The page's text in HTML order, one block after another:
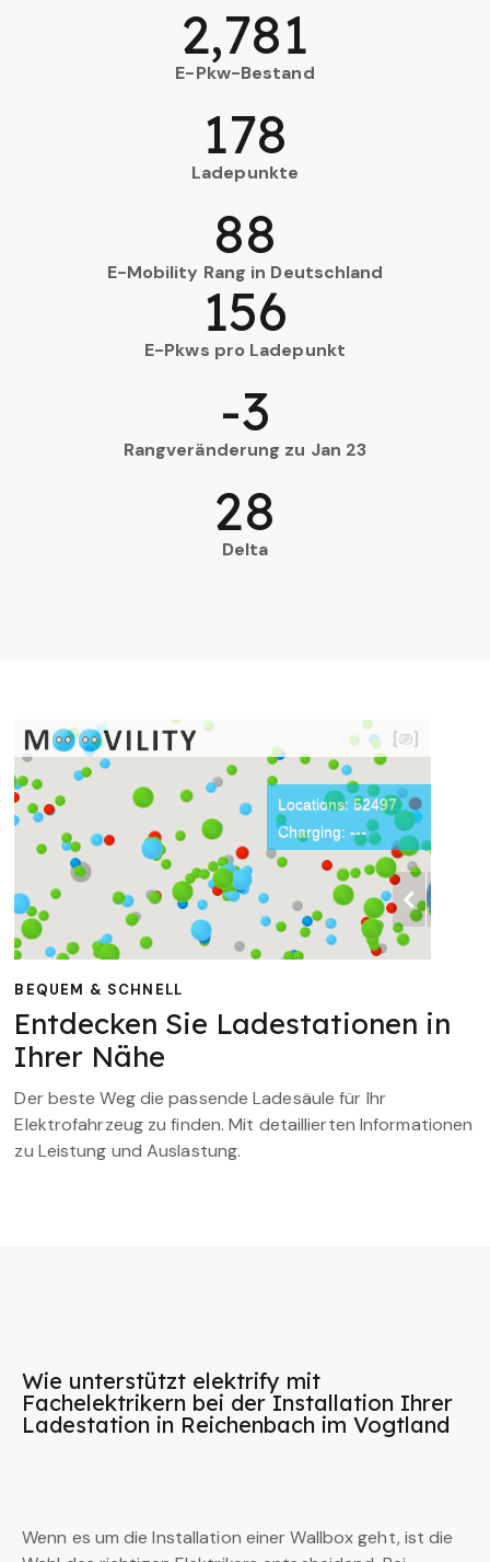
E-Pkw-Bestand
2,781
Ladepunkte
178
E-Mobility Rang in Deutschland
88
E-Pkws pro Ladepunkt
156
Rangveränderung zu Jan 23
-3
Delta
28
BEQUEM & SCHNELL
Entdecken Sie Ladestationen in
Ihrer Nähe
Der beste Weg die passende Ladesäule für Ihr
Elektrofahrzeug zu finden. Mit detaillierten Informationen
zu Leistung und Auslastung.
Wie unterstützt elektrify mit
Fachelektrikern bei der Installation Ihrer
Ladestation in Reichenbach im Vogtland
Wenn es um die Installation einer Wallbox geht, ist die